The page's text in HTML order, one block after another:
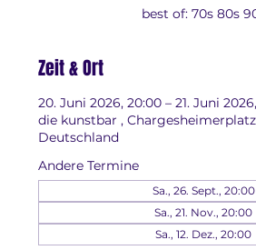
best of: 70s 80s
Zeit & Ort
20. Juni 2026, 20:00 – 21. Juni
die kunstbar , Chargesheimerplatz
Deutschland
Andere Termine
Sa., 26. Sept., 20:00
Sa., 21. Nov., 20:00
Sa., 12. Dez., 20:00